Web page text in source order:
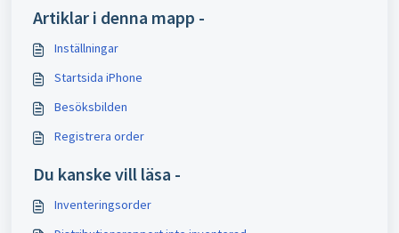
Artiklar i denna mapp -
Inställningar
Startsida iPhone
Besöksbilden
Registrera order
Du kanske vill läsa -
Inventeringsorder